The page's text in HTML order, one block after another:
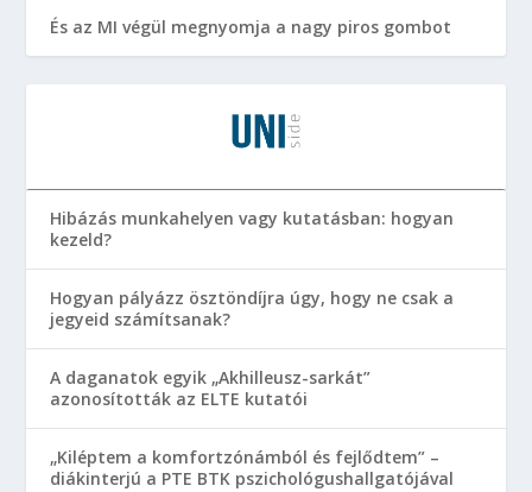
És az MI végül megnyomja a nagy piros gombot
Hibázás munkahelyen vagy kutatásban: hogyan
kezeld?
Hogyan pályázz ösztöndíjra úgy, hogy ne csak a
jegyeid számítsanak?
A daganatok egyik „Akhilleusz-sarkát”
azonosították az ELTE kutatói
„Kiléptem a komfortzónámból és fejlődtem” –
diákinterjú a PTE BTK pszichológushallgatójával